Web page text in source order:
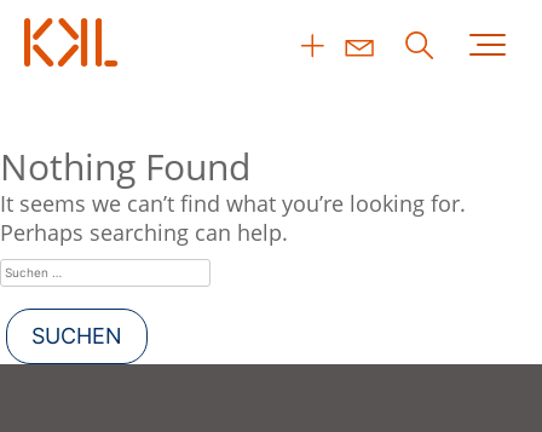
Nothing Found
It seems we can’t find what you’re looking for.
Perhaps searching can help.